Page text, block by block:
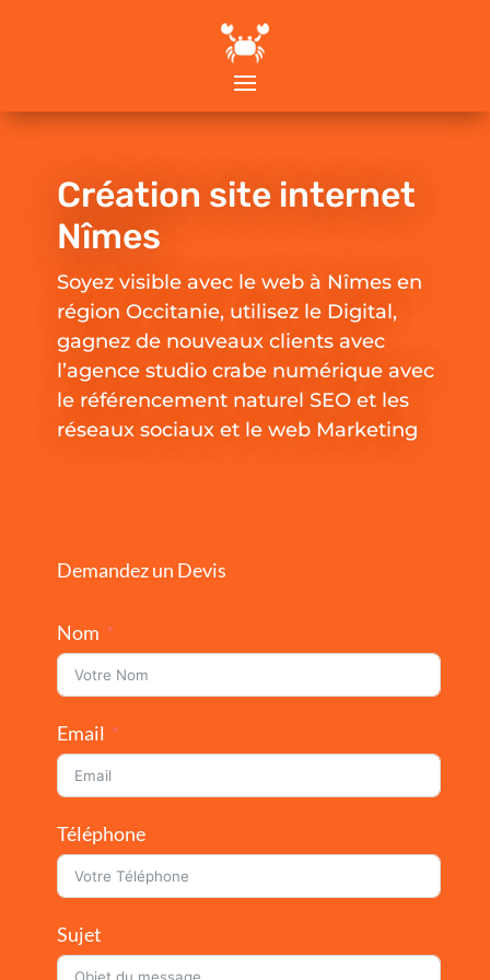
Création site internet
Nîmes
Soyez visible avec le web à Nîmes en
région Occitanie, utilisez le Digital,
gagnez de nouveaux clients avec
l’agence studio crabe numérique avec
le référencement naturel SEO et les
réseaux sociaux et le web Marketing
Demandez un Devis
Nom
Email
Téléphone
Sujet